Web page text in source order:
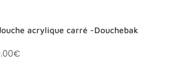
acrylique carré -Douchebak
€Plage